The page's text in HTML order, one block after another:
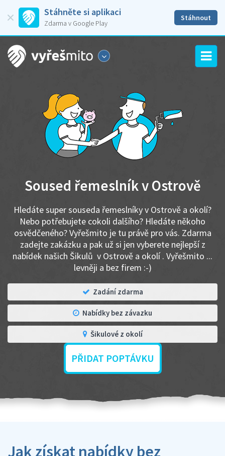
Stáhněte si aplikaci
Zdarma v Google Play
Stáhnout
Soused řemeslník v Ostrově
Hledáte super souseda řemeslníky v Ostrově a okolí?
Nebo potřebujete cokoli dalšího? Hledáte někoho
osvědčeného? Vyřešmito je tu právě pro vás. Zdarma
zadejte zakázku a pak už si jen vyberete nejlepší z
nabídek našich Šikulů v Ostrově a okolí . Vyřešmito ...
levněji a bez firem :-)
Zadání zdarma
Nabídky bez závazku
Šikulové z okolí
PŘIDAT POPTÁVKU
Jak získat nabídky bez